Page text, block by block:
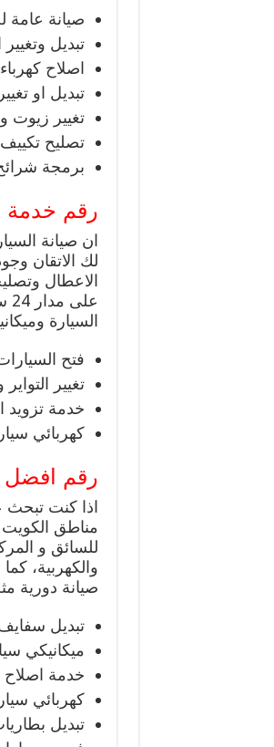
صيانة عامة
تبديل
اصلاح
تبديل او
تغيير زيوت
تصليح
برمجة
رقم خدمة
ان صيانة
لك الاتقان
الاعطال
السيارة
فتح
تغيير
خدمة تزويد
كهربائي
رقم افضل
اذا كنت تبحث
مناطق
للسائق و
والكهربية،
صيانة دورية
تبديل
ميكانيكي
خدمة اصلاح
كهربائي سيارات
تبديل